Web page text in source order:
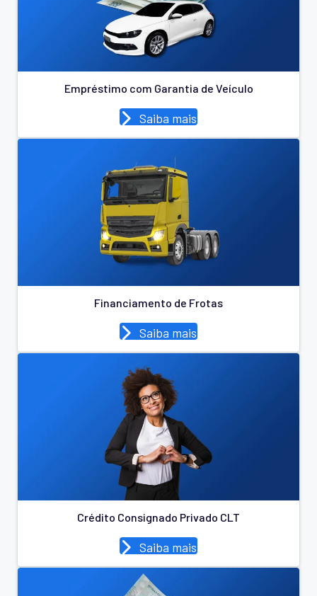
Empréstimo com Garantia de Veículo
Saiba mais
Financiamento de Frotas
Saiba mais
Crédito Consignado Privado CLT
Saiba mais